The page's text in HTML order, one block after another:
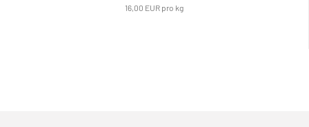
16,00 EUR pro kg